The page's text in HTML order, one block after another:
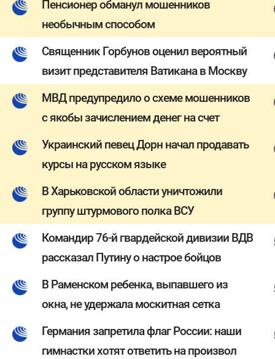
Пенсионер обманул мошенников
необычным способом
Священник Горбунов оценил вероятный
визит представителя Ватикана в Москву
МВД предупредило о схеме мошенников
с якобы зачислением денег на счет
Украинский певец Дорн начал продавать
курсы на русском языке
В Харьковской области уничтожили
группу штурмового полка ВСУ
Командир 76-й гвардейской дивизии ВДВ
рассказал Путину о настрое бойцов
В Раменском ребенка, выпавшего из
окна, не удержала москитная сетка
Германия запретила флаг России: наши
гимнастки хотят ответить на произвол